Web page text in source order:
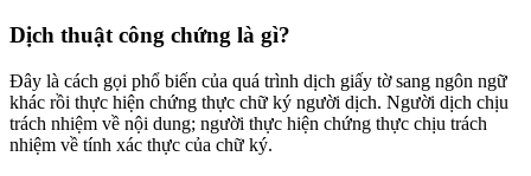
Dịch thuật công chứng là gì?
Đây là cách gọi phổ biến của quá trình dịch giấy tờ sang ngôn ngữ
khác rồi thực hiện chứng thực chữ ký người dịch. Người dịch chịu
trách nhiệm về nội dung; người thực hiện chứng thực chịu trách
nhiệm về tính xác thực của chữ ký.